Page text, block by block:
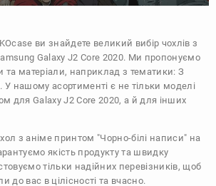
ви знайдете великий вибір чохлів з
Galaxy J2 Core 2020. Ми пропонуємо
та матеріали, наприклад з тематики:З
. У нашому асортименті є не тільки моделі
для Galaxy J2 Core 2020, а й для інших
з аніме принтом "Чорно-білі написи" на
якість продукту та швидку
тільки надійних перевізників, щоб
до вас в цілісності та вчасно.